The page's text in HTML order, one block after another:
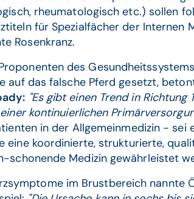
rheumatologisch etc.) sollen
für Spezialfächer der Internen
Rosenkranz.
des
auf das falsche Pferd gesetzt,
"Es gibt einen Trend in
kontinuierlichen
in der Allgemeinmedizin - sei
eine koordinierte, strukturierte,
schonende Medizin gewährleistet
im Brustbereich nannte